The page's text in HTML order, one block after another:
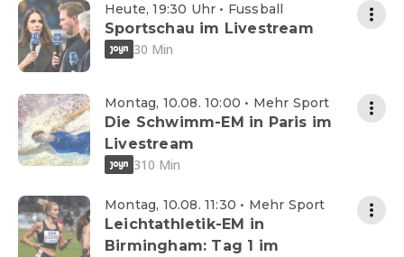
Heute, 19:30 Uhr • Fussball
Sportschau im Livestream
30 Min
Montag, 10.08. 10:00 • Mehr Sport
Die Schwimm-EM in Paris im
Livestream
310 Min
Montag, 10.08. 11:30 • Mehr Sport
Leichtathletik-EM in
Birmingham: Tag 1 im